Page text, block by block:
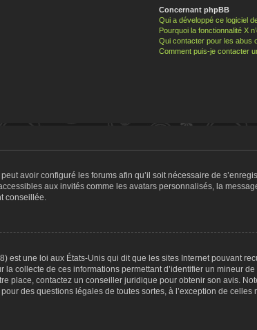
Concernant phpBB
Qui a développé ce logiciel
Pourquoi la fonctionnalité X
Qui contacter pour les abus
Comment puis-je contacter
avoir configuré les forums afin qu’il soit nécessaire de
aux invités comme les avatars personnalisés, la
conseillée.
est une loi aux États-Unis qui dit que les sites Internet pouvant
la collecte de ces informations permettant d’identifier un mineur
place, contactez un conseiller juridique pour obtenir son avis.
des questions légales de toutes sortes, à l’exception de